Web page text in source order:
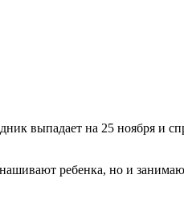
выпадает на 25 ноября и
ребенка, но и